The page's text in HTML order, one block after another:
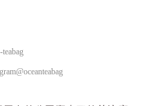
teabag